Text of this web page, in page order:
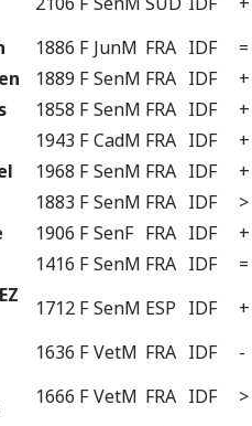
1886 F JunM FRA IDF
1889 F SenM FRA IDF
1858 F SenM FRA IDF
1943 F CadM FRA IDF
1968 F SenM FRA IDF
1883 F SenM FRA IDF
1906 F SenF FRA IDF
1416 F SenM FRA IDF
1712 F SenM ESP IDF
1636 F VetM FRA IDF
-
1666 F VetM FRA IDF